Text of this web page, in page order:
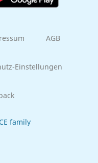
AGB
Einstellungen
family